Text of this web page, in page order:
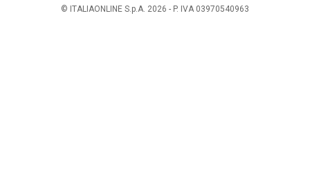
© ITALIAONLINE S.p.A. 2026 - P. IVA 03970540963